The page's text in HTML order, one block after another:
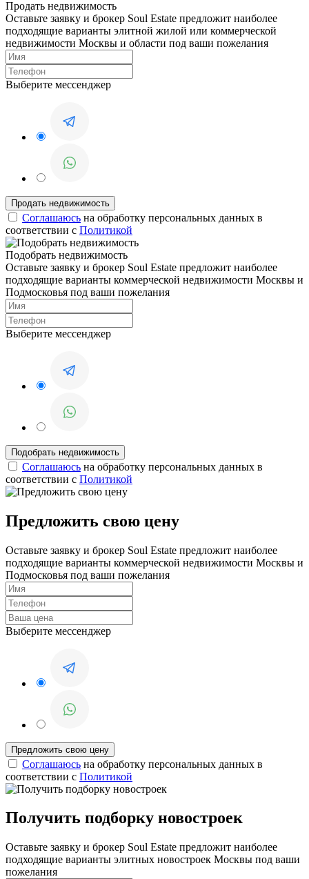
Продать недвижимость
Оставьте заявку и брокер Soul Estate предложит наиболее
подходящие варианты элитной жилой или коммерческой
недвижимости Москвы и области под ваши пожелания
Выберите мессенджер
Соглашаюсь на обработку персональных данных в
соответствии с Политикой
Подобрать недвижимость
Оставьте заявку и брокер Soul Estate предложит наиболее
подходящие варианты коммерческой недвижимости Москвы и
Подмосковья под ваши пожелания
Выберите мессенджер
Соглашаюсь на обработку персональных данных в
соответствии с Политикой
Предложить свою цену
Оставьте заявку и брокер Soul Estate предложит наиболее
подходящие варианты коммерческой недвижимости Москвы и
Подмосковья под ваши пожелания
Выберите мессенджер
Соглашаюсь на обработку персональных данных в
соответствии с Политикой
Получить подборку новостроек
Оставьте заявку и брокер Soul Estate предложит наиболее
подходящие варианты элитных новостроек Москвы под ваши
пожелания